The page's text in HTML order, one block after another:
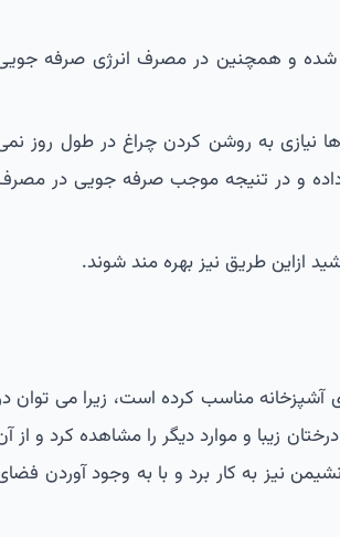
شده و همچنین در مصرف انرژی صرفه
نیازی به روشن کردن چراغ در طول روز
داده و در تنیجه موجب صرفه جویی در
ازاین طریق نیز بهره مند شوند.
آشپزخانه مناسب کرده است، زیرا می توان
زیبا و موارد دیگر را مشاهده کرد و از
نیز به کار برد و با به وجود آوردن